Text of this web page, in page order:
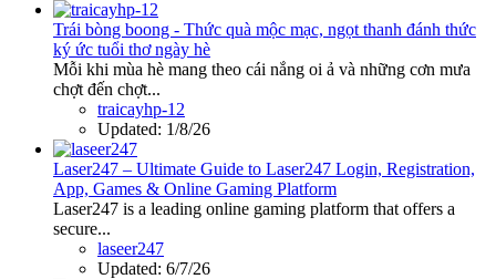
Trái bòng boong - Thức quà mộc mạc, ngọt thanh đánh thức
ký ức tuổi thơ ngày hè
Mỗi khi mùa hè mang theo cái nắng oi ả và những cơn mưa
chợt đến chợt...
traicayhp-12
Updated: 1/8/26
Laser247 – Ultimate Guide to Laser247 Login, Registration,
App, Games & Online Gaming Platform
Laser247 is a leading online gaming platform that offers a
secure...
laseer247
Updated: 6/7/26